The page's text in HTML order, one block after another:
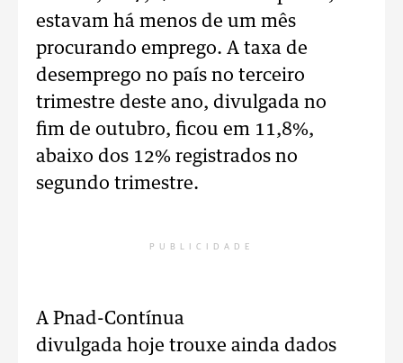
estavam há menos de um mês
procurando emprego. A taxa de
desemprego no país no terceiro
trimestre deste ano, divulgada no
fim de outubro, ficou em 11,8%,
abaixo dos 12% registrados no
segundo trimestre.
PUBLICIDADE
A Pnad-Contínua
divulgada hoje trouxe ainda dados